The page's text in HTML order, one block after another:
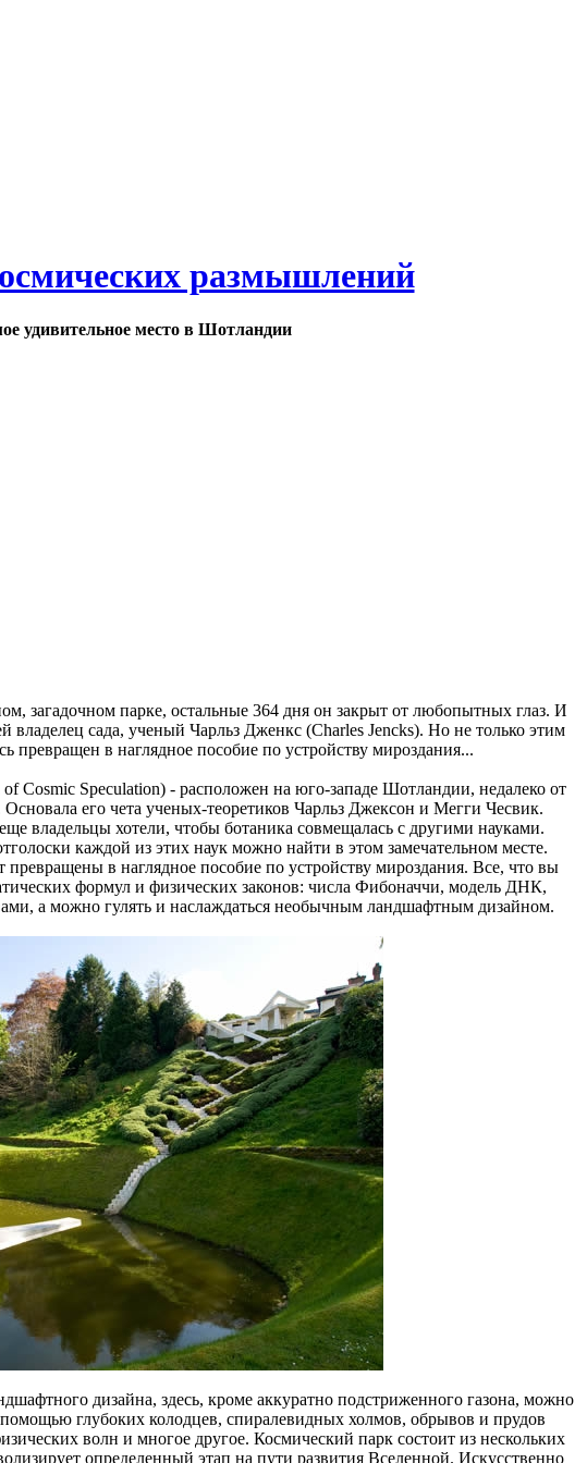
размышлений
удивительное место в Шотландии
загадочном парке, остальные 364 дня он закрыт от любопытных глаз. И
владелец сада, ученый Чарльз Дженкс (Charles Jencks). Но не только этим
превращен в наглядное пособие по устройству мироздания...
Cosmic Speculation) - расположен на юго-западе Шотландии, недалеко от
его чета ученых-теоретиков Чарльз Джексон и Мегги Чесвик.
владельцы хотели, чтобы ботаника совмещалась с другими науками.
каждой из этих наук можно найти в этом замечательном месте.
в наглядное пособие по устройству мироздания. Все, что вы
формул и физических законов: числа Фибоначчи, модель ДНК,
а можно гулять и наслаждаться необычным ландшафтным дизайном.
дизайна, здесь, кроме аккуратно подстриженного газона, можно
глубоких колодцев, спиралевидных холмов, обрывов и прудов
волн и многое другое. Космический парк состоит из нескольких
определенный этап на пути развития Вселенной. Искусственно